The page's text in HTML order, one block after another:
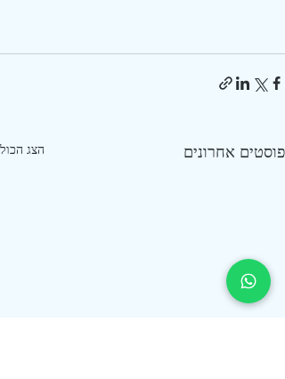
פוסטים אחרונים הצג הכול